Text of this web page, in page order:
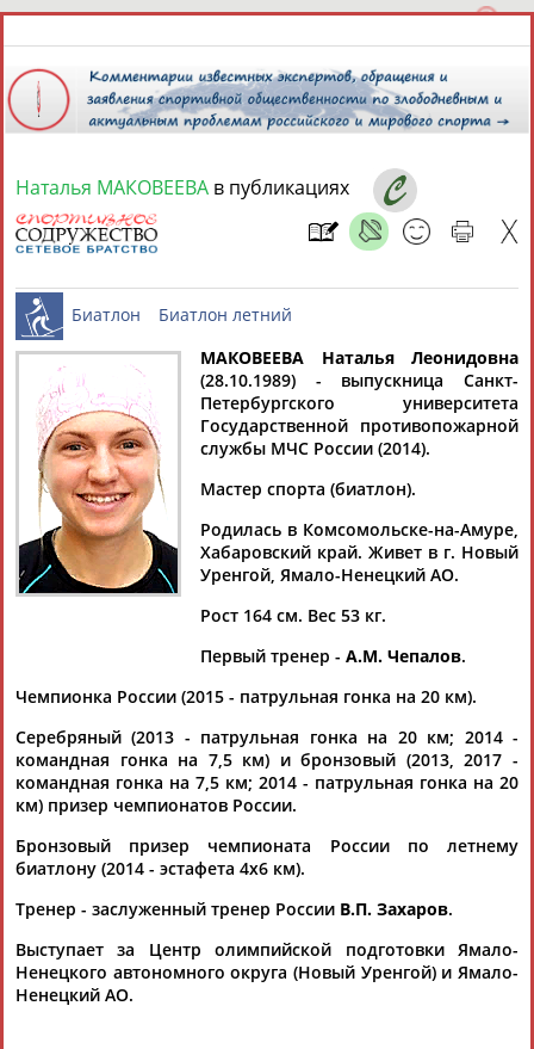
8 августа 2026 года,
СПОРТСМЕНЫ, ТРЕНЕРЫ И СПЕЦИАЛИСТЫ
Найдено: 13181персон Расширенный поиск
Аслаудин
АБАЕВ
Елена
АБАИМОВА
Мария
АБАКУМОВА
Юлия
АБАЛАКИНА
АБАСОВА
АБАЧАРАЕВ
АБАШИДЗЕ
Флюра
АББАТЕ-
Татьяна
АББЯСОВА
Акжана
АБДИКАРИМОВА
Артур
Наталья МАКОВЕЕВА в публикациях
Биатлон Биатлон летний
МАКОВЕЕВА Наталья Леонидовна
(28.10.1989) - выпускница Санкт-
Петербургского университета
Государственной противопожарной
службы МЧС России (2014).
Мастер спорта (биатлон).
Родилась в Комсомольске-на-Амуре,
Хабаровский край. Живет в г. Новый
Уренгой, Ямало-Ненецкий АО.
Рост 164 см. Вес 53 кг.
Первый тренер - А.М. Чепалов.
Чемпионка России (2015 - патрульная гонка на 20 км).
Серебряный (2013 - патрульная гонка на 20 км; 2014 -
командная гонка на 7,5 км) и бронзовый (2013, 2017 -
командная гонка на 7,5 км; 2014 - патрульная гонка на 20
км) призер чемпионатов России.
Бронзовый призер чемпионата России по летнему
биатлону (2014 - эстафета 4х6 км).
Тренер - заслуженный тренер России В.П. Захаров.
Выступает за Центр олимпийской подготовки Ямало-
Ненецкого автономного округа (Новый Уренгой) и Ямало-
Ненецкий АО.